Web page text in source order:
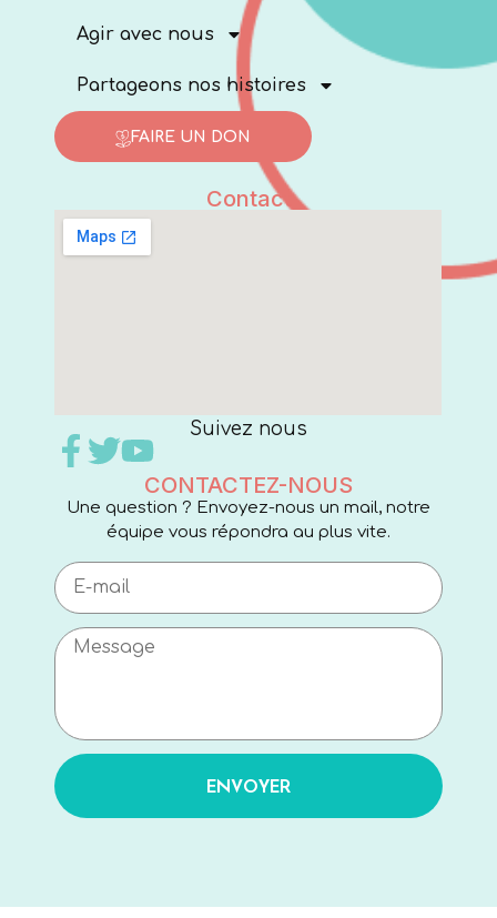
Agir avec nous
Partageons nos histoires
FAIRE UN DON
Contact
Suivez nous
CONTACTEZ-NOUS
Une question ? Envoyez-nous un mail, notre
équipe vous répondra au plus vite.
ENVOYER